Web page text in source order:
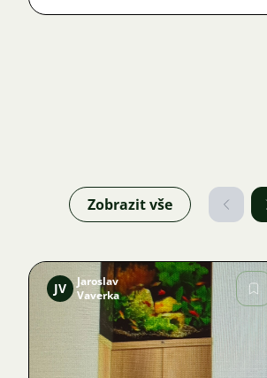
Zobrazit vše
Obrázek
JV
Jaroslav
Vaverka